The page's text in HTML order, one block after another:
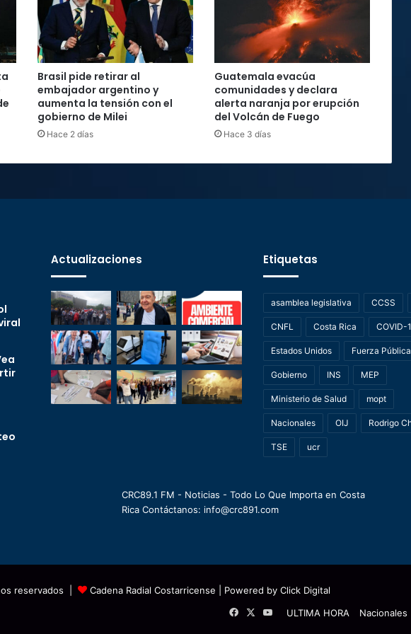
Brasil pide retirar al
embajador argentino y
aumenta la tensión con el
gobierno de Milei
Hace 2 días
Guatemala evacúa
comunidades y declara
alerta naranja por erupción
del Volcán de Fuego
Hace 3 días
Actualizaciones Etiquetas
asamblea legislativa CCSS
CNFL Costa Rica COVID-
Estados Unidos Fuerza Pública
Gobierno INS MEP
Ministerio de Salud mopt
Nacionales OIJ Rodrigo
TSE ucr
CRC89.1 FM - Noticias - Todo Lo Que Importa en Costa
Rica Contáctanos: info@crc891.com
reservados | Cadena Radial Costarricense | Powered by Click Digital
ULTIMA HORA
Nacionales
Facebook
X YouTube